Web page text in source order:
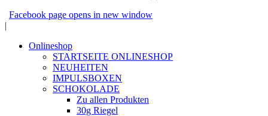
Facebook page opens in new window
|
Onlineshop
STARTSEITE ONLINESHOP
NEUHEITEN
IMPULSBOXEN
SCHOKOLADE
Zu allen Produkten
30g Riegel